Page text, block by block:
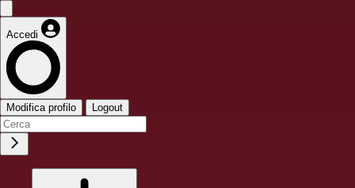
Accedi
Modifica profilo Logout